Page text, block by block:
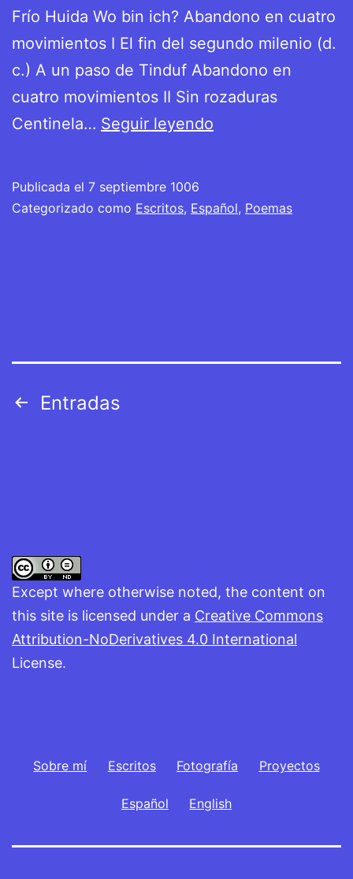
Frío Huida Wo bin ich? Abandono en cuatro
movimientos I El fin del segundo milenio (d.
c.) A un paso de Tinduf Abandono en
cuatro movimientos II Sin rozaduras
Centinela… Seguir leyendo
Publicada el 7 septiembre 1006
Categorizado como Escritos, Español, Poemas
Paginación
Entradas
Except where otherwise noted, the content on
this site is licensed under a Creative Commons
Attribution-NoDerivatives 4.0 International
License.
Sobre mí Escritos Fotografía Proyectos
Español English